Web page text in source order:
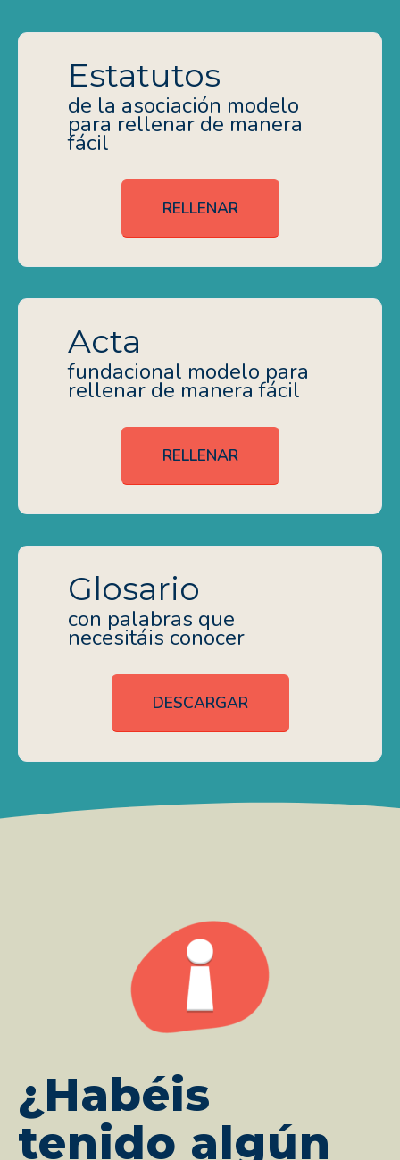
Estatutos
de la asociación modelo
para rellenar de manera
fácil
RELLENAR
Acta
fundacional modelo para
rellenar de manera fácil
RELLENAR
Glosario
con palabras que
necesitáis conocer
DESCARGAR
¿Habéis
tenido algún